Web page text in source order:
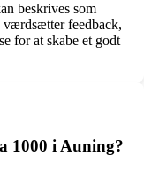
beskrives som
værdsætter feedback,
for at skabe et godt
1000 i Auning?